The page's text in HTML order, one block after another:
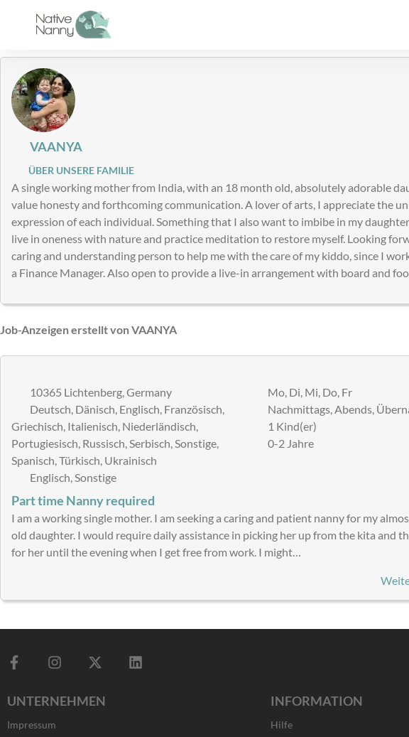
VAANYA
ÜBER UNSERE FAMILIE
A single working mother from India, with an 18 month old, absolutely adorable
value honesty and forthcoming communication. A lover of arts, I appreciate the
expression of each individual. Something that I also want to imbibe in my
live in oneness with nature and practice meditation to restore myself. Looking
caring and understanding person to help me with the care of my kiddo, since I
a Finance Manager. Also open to provide a live-in arrangement with board and
Job-Anzeigen erstellt von VAANYA
10365 Lichtenberg, Germany
Deutsch, Dänisch, Englisch, Französisch,
Griechisch, Italienisch, Niederländisch,
Portugiesisch, Russisch, Serbisch, Sonstige,
Spanisch, Türkisch, Ukrainisch
Englisch, Sonstige
Mo, Di, Mi, Do, Fr
Nachmittags, Abends,
1 Kind(er)
0-2 Jahre
Part time Nanny required
I am a working single mother. I am seeking a caring and patient nanny for my
old daughter. I would require daily assistance in picking her up from the kita and
for her until the evening when I get free from work. I might…
F
e
o
I
t
g
X
w
L
UNTERNEHMEN
Impressum
INFORMATION
Hilfe